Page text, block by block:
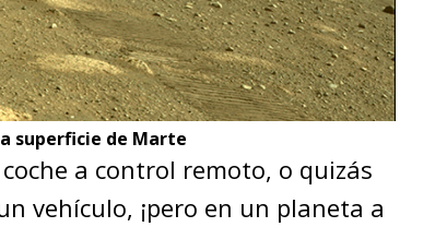
superficie de Marte
a control remoto, o quizás
vehículo, ¡pero en un planeta a